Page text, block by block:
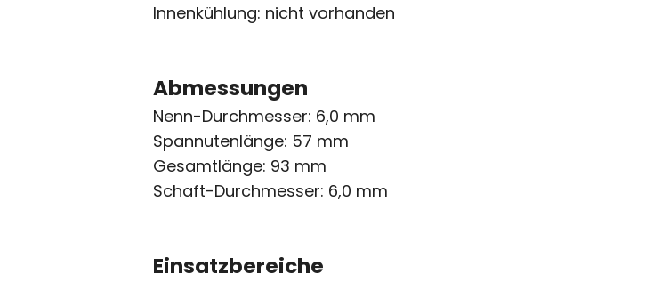
Innenkühlung: nicht vorhanden
Abmessungen
Nenn-Durchmesser: 6,0 mm
Spannutenlänge: 57 mm
Gesamtlänge: 93 mm
Schaft-Durchmesser: 6,0 mm
Einsatzbereiche